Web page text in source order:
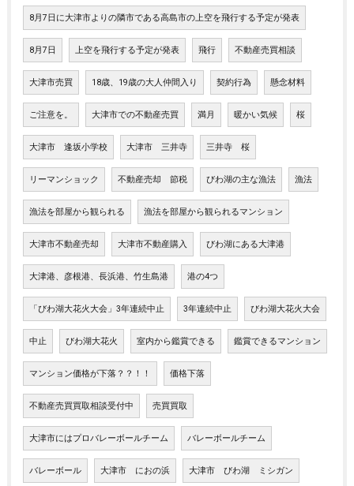
8月7日に大津市よりの隣市である高島市の上空を飛行する予定が発表
8月7日 上空を飛行する予定が発表 飛行 不動産売買相談
大津市売買 18歳、19歳の大人仲間入り 契約行為 懸念材料
ご注意を。 大津市での不動産売買 満月 暖かい気候 桜
大津市 逢坂小学校 大津市 三井寺 三井寺 桜
リーマンショック 不動産売却 節税 びわ湖の主な漁法 漁法
漁法を部屋から観られる 漁法を部屋から観られるマンション
大津市不動産売却 大津市不動産購入 びわ湖にある大津港
大津港、彦根港、長浜港、竹生島港 港の4つ
「びわ湖大花火大会」3年連続中止 3年連続中止 びわ湖大花火大会
中止 びわ湖大花火 室内から鑑賞できる 鑑賞できるマンション
マンション価格が下落？？！！ 価格下落
不動産売買買取相談受付中 売買買取
大津市にはプロバレーボールチーム バレーボールチーム
バレーボール 大津市 におの浜 大津市 びわ湖 ミシガン